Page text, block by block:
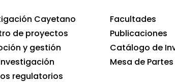
Cayetano
de proyectos
y gestión
regulatorios
Facultades
Publicaciones
Catálogo de
Mesa de Partes